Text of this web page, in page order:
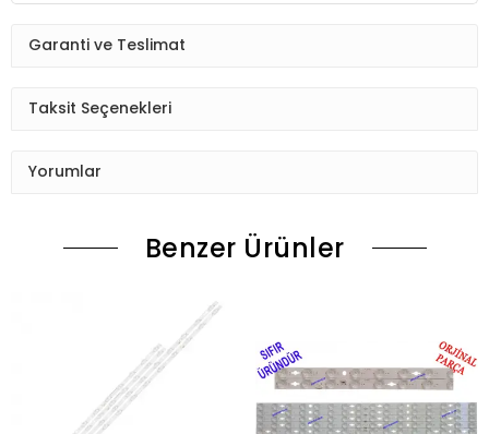
Garanti ve Teslimat
Taksit Seçenekleri
Yorumlar
Benzer Ürünler